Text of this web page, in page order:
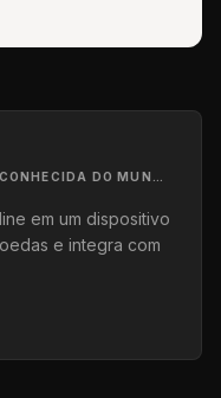
em um dispositivo
e integra com